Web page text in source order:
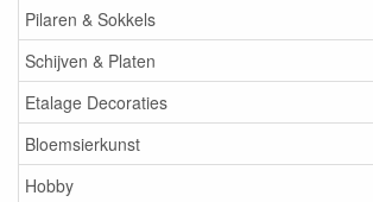
Pilaren & Sokkels
Schijven & Platen
Etalage Decoraties
Bloemsierkunst
Hobby